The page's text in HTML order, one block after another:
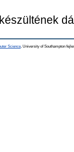
Science , University of Southampton